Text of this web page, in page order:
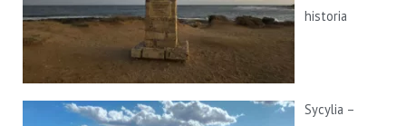
historia
Sycylia –